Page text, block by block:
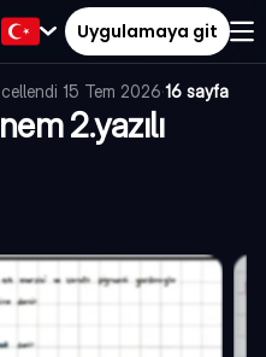
Uygulamaya git
15 Tem 2026·16 sayfa
2.yazılı